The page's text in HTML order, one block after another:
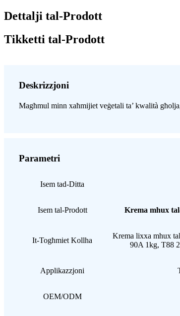
Dettalji tal-Prodott
Tikketti tal-Prodott
Deskrizzjoni
Magħmul minn xaħmijiet veġetali ta’ kwalità
Parametri
Isem tad-Ditta
Isem tal-Prodott Krema mhux
It-Togħmiet Kollha
Krema lixxa mhux
90A 1kg, T88
Applikazzjoni
OEM/ODM